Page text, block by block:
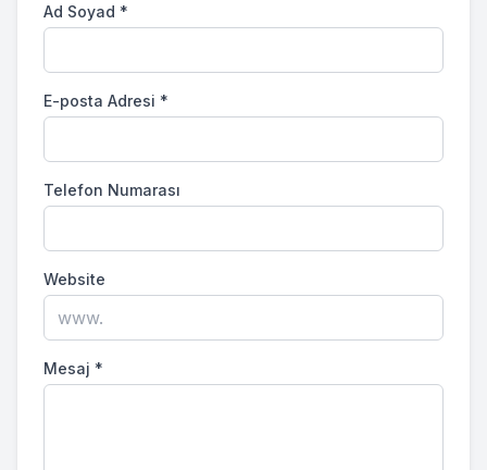
Ad Soyad *
E-posta Adresi *
Telefon Numarası
Website
Mesaj *